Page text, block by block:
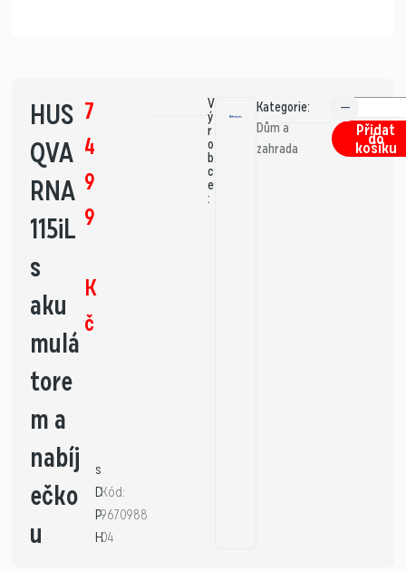
HUS
QVA
RNA
115iL
s
aku
mulá
tore
m a
nabíj
ečko
u
7
4
9
9
K
č
s
D
P
H
Kód:
9670988
04
V
ý
r
o
b
c
e
:
Kategorie:
Dům a
zahrada
Přidat
do
košíku